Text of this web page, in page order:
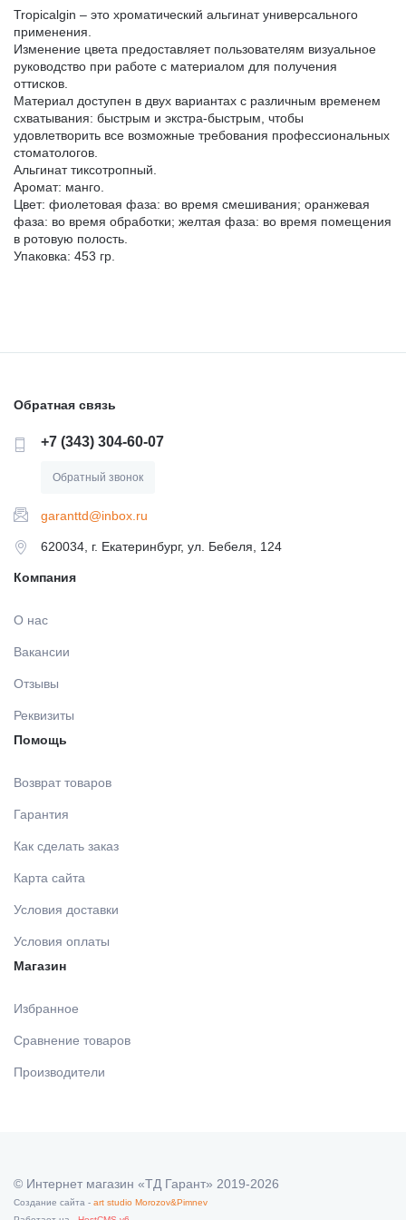
СЛЕПКОВ
МАТЕРИАЛЫ И ПРИНАДЛЕЖНОСТИ ДЛЯ
ПЛОМБИРОВАНИЯ ЗУБОВ
МАТЕРИАЛЫ ДЛЯ ИЗОЛЯЦИИ РАБОЧЕГО ПОЛЯ
МАТЕРИАЛ ДЛЯ ПЕРЕБАЗИРОВКИ
УТИЛИЗАЦИЯ ОТХОДОВ
МАТЕРИАЛЫ ДЛЯ ЛЕЧЕНИЯ СЛИЗИСТОЙ
РЕНТГЕНОВСКИЕ МАТЕРИАЛЫ
МАТЕРИАЛ ДЛЯ ПРОФИЛАКТИКИ
ИМПЛАНТОЛОГИЯ
ПЕРЕВЯЗОЧНЫЙ МАТЕРИАЛ
КОНТРОЛЬ СТЕРИЛИЗАЦИИ И КОНЦЕНТРАЦИИ
РАСТ-В (сроки
Tropicalgin – это хроматический альгинат универсального
применения.
Изменение цвета предоставляет пользователям визуальное
руководство при работе с материалом для получения
оттисков.
Материал доступен в двух вариантах с различным временем
схватывания: быстрым и экстра-быстрым, чтобы
удовлетворить все возможные требования профессиональных
стоматологов.
Альгинат тиксотропный.
Аромат: манго.
Цвет: фиолетовая фаза: во время смешивания; оранжевая
фаза: во время обработки; желтая фаза: во время помещения
в ротовую полость.
Упаковка: 453 гр.
Обратная связь
+7 (343) 304-60-07
Обратный звонок
garanttd@inbox.ru
620034, г. Екатеринбург, ул. Бебеля, 124
Компания
О нас
Вакансии
Отзывы
Реквизиты
Помощь
Возврат товаров
Гарантия
Как сделать заказ
Карта сайта
Условия доставки
Условия оплаты
Магазин
Избранное
Сравнение товаров
Производители
© Интернет магазин «ТД Гарант» 2019-2026
Создание сайта - art studio Morozov&Pimnev